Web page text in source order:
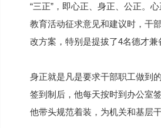
“三正”，即心正、身正、公正。
教育活动征求意见和建议时，干
改方案，特别是提拔了4名德才
身正就是凡是要求干部职工做到
签到制后，他每天按时到办公室
他带头规范着装，为机关和基层